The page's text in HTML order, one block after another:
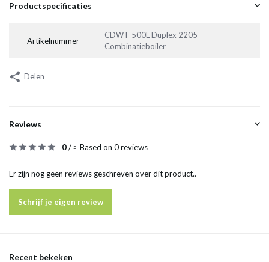
Productspecificaties
Artikelnummer
CDWT-500L Duplex 2205
Combinatieboiler
Delen
Reviews
0/ 5 Based on 0 reviews
Er zijn nog geen reviews geschreven over dit product..
Schrijf je eigen review
Recent bekeken